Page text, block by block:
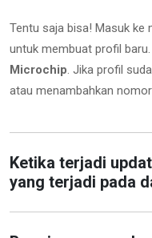
Tentu saja bisa! Masuk ke
untuk membuat profil
Microchip. Jika profil
atau menambahkan
Ketika terjadi
yang terjadi pada